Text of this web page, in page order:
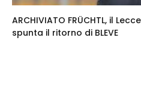
ARCHIVIATO FRÜCHTL, il
spunta il ritorno di BLEVE